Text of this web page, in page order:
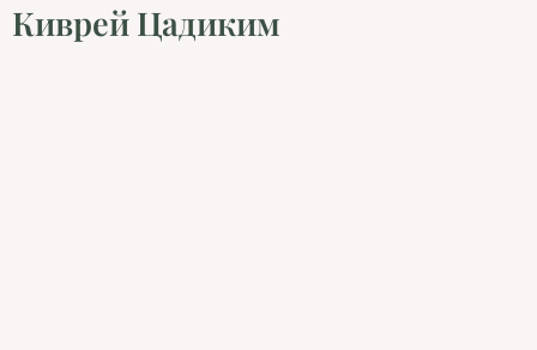
Киврей Цадиким